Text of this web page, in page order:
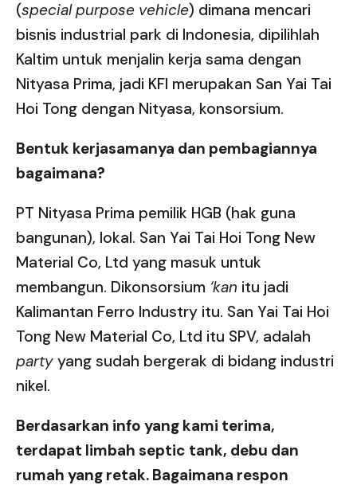
(special purpose vehicle) dimana mencari
bisnis industrial park di Indonesia, dipilihlah
Kaltim untuk menjalin kerja sama dengan
Nityasa Prima, jadi KFI merupakan San Yai Tai
Hoi Tong dengan Nityasa, konsorsium.
Bentuk kerjasamanya dan pembagiannya
bagaimana?
PT Nityasa Prima pemilik HGB (hak guna
bangunan), lokal. San Yai Tai Hoi Tong New
Material Co, Ltd yang masuk untuk
membangun. Dikonsorsium ‘kan itu jadi
Kalimantan Ferro Industry itu. San Yai Tai Hoi
Tong New Material Co, Ltd itu SPV, adalah
party yang sudah bergerak di bidang industri
nikel.
Berdasarkan info yang kami terima,
terdapat limbah septic tank, debu dan
rumah yang retak. Bagaimana respon